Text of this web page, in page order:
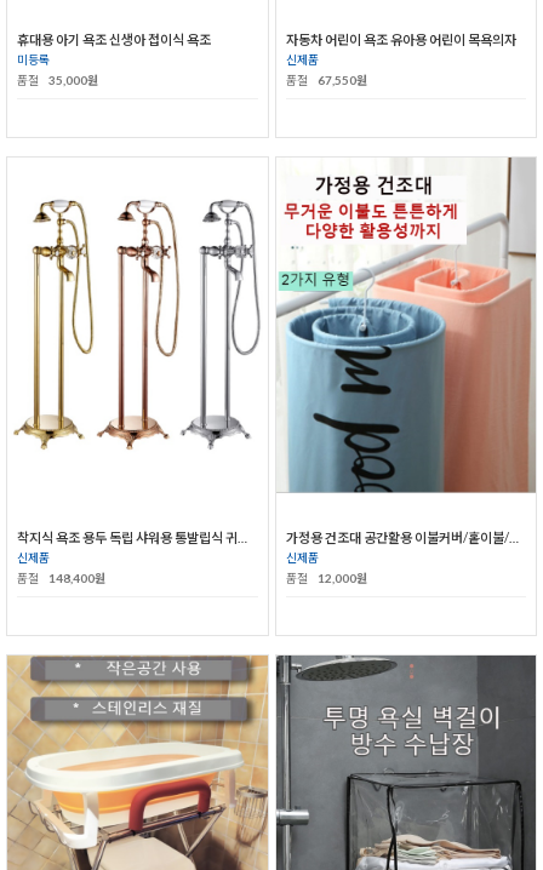
휴대용 아기 욕조 신생아 접이식 욕조
미등록
품절
35,000원
자동차 어린이 욕조 유아용 어린이 목욕의자
신제품
품절
67,550원
신제품
품절
148,400원
가정용 건조대 공간활용 이불커버/홑이불/시트커버걸이
신제품
품절
12,000원